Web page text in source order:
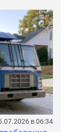
в 06:34